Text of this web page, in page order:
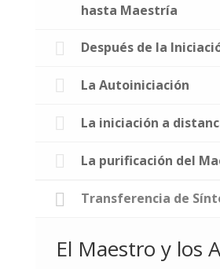
hasta Maestría
Después de la
La Autoiniciación
La iniciación a
La purificación del
Transferencia de
El Maestro y los